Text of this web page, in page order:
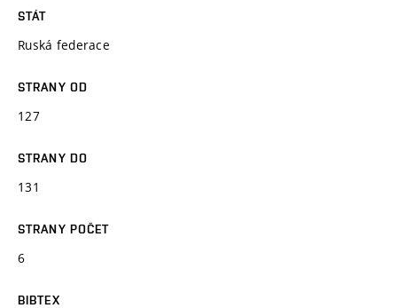
STÁT
Ruská federace
STRANY OD
127
STRANY DO
131
STRANY POČET
6
BIBTEX